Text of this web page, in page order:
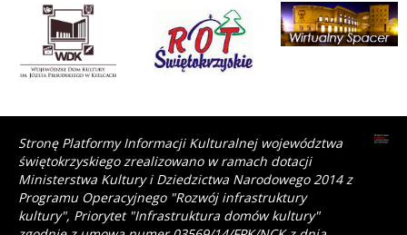
Stronę Platformy Informacji Kulturalnej województwa
świętokrzyskiego zrealizowano w ramach dotacji
Ministerstwa Kultury i Dziedzictwa Narodowego 2014 z
Programu Operacyjnego "Rozwój infrastruktury
kultury", Priorytet "Infrastruktura domów kultury"